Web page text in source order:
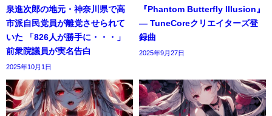
泉進次郎の地元・神奈川県で高
市派自民党員が離党させられて
いた 「826人が勝手に・・・」
前衆院議員が実名告白
2025年10月1日
『Phantom Butterfly Illusion』
― TuneCoreクリエイターズ登
録曲
2025年9月27日